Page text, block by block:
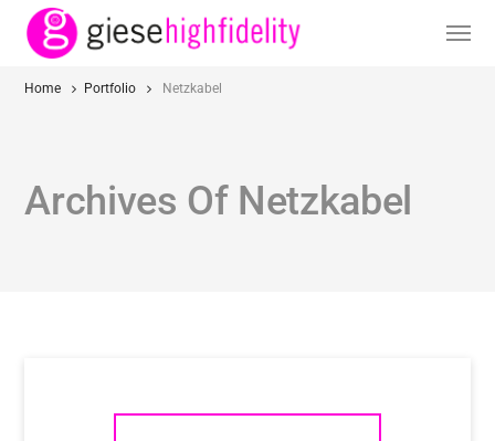
Home Portfolio Netzkabel
Archives Of Netzkabel